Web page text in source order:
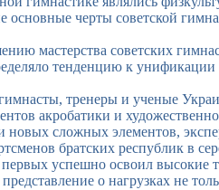
черты советской
мастерства советских
тенденцию к
тренеры и ученые
акробатики и
сложных элементов,
братских республик в
успешно освоил высокие
о нагрузках не